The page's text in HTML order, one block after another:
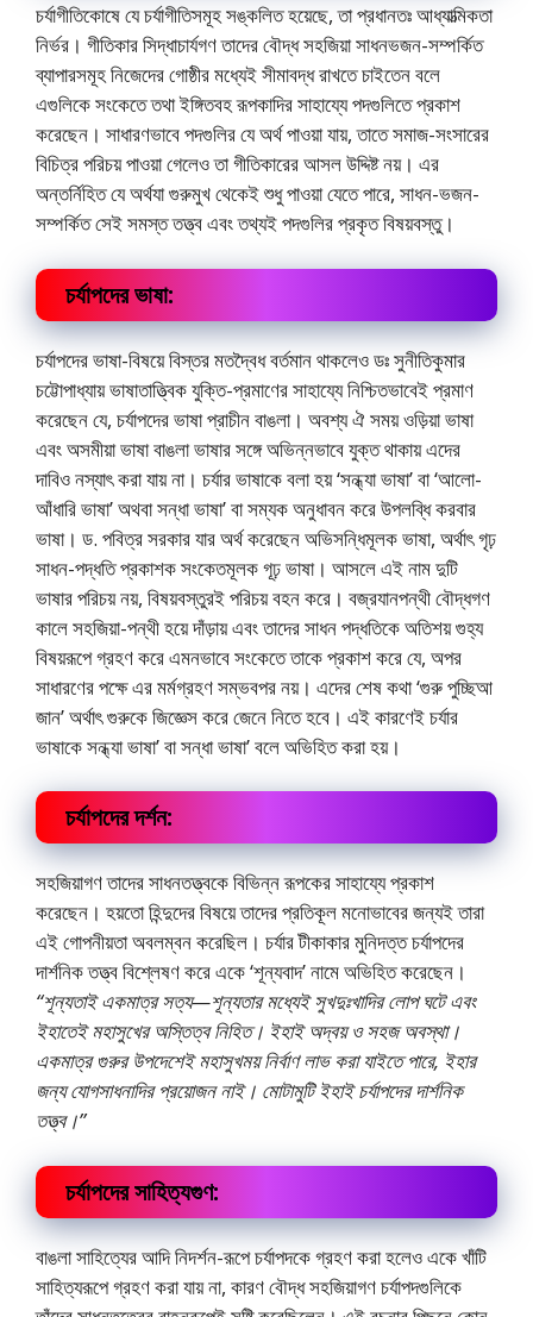
চর্যাগীতিকোষে যে চর্যাগীতিসমূহ সঙ্কলিত হয়েছে, তা প্রধানতঃ আধ্যাত্মিকতা
নির্ভর। গীতিকার সিদ্ধাচার্যগণ তাদের বৌদ্ধ সহজিয়া সাধনভজন-সম্পর্কিত
ব্যাপারসমূহ নিজেদের গােষ্ঠীর মধ্যেই সীমাবদ্ধ রাখতে চাইতেন বলে
এগুলিকে সংকেতে তথা ইঙ্গিতবহ রূপকাদির সাহায্যে পদগুলিতে প্রকাশ
করেছেন। সাধারণভাবে পদগুলির যে অর্থ পাওয়া যায়, তাতে সমাজ-সংসারের
বিচিত্র পরিচয় পাওয়া গেলেও তা গীতিকারের আসল উদ্দিষ্ট নয়। এর
অন্তর্নিহিত যে অর্থযা গুরুমুখ থেকেই শুধু পাওয়া যেতে পারে, সাধন-ভজন-
সম্পর্কিত সেই সমস্ত তত্ত্ব এবং তথ্যই পদগুলির প্রকৃত বিষয়বস্তু।
চর্যাপদের ভাষা:
চর্যাপদের ভাষা-বিষয়ে বিস্তর মতদ্বৈধ বর্তমান থাকলেও ডঃ সুনীতিকুমার
চট্টোপাধ্যায় ভাষাতাত্ত্বিক যুক্তি-প্রমাণের সাহায্যে নিশ্চিতভাবেই প্রমাণ
করেছেন যে, চর্যাপদের ভাষা প্রাচীন বাঙলা। অবশ্য ঐ সময় ওড়িয়া ভাষা
এবং অসমীয়া ভাষা বাঙলা ভাষার সঙ্গে অভিন্নভাবে যুক্ত থাকায় এদের
দাবিও নস্যাৎ করা যায় না। চর্যার ভাষাকে বলা হয় ‘সন্ধ্যা ভাষা’ বা ‘আলাে-
আঁধারি ভাষা’ অথবা সন্ধা ভাষা’ বা সম্যক অনুধাবন করে উপলব্ধি করবার
ভাষা। ড. পবিত্র সরকার যার অর্থ করেছেন অভিসন্ধিমূলক ভাষা, অর্থাৎ গৃঢ়
সাধন-পদ্ধতি প্রকাশক সংকেতমূলক গূঢ় ভাষা। আসলে এই নাম দুটি
ভাষার পরিচয় নয়, বিষয়বস্তুরই পরিচয় বহন করে। বজ্রযানপন্থী বৌদ্ধগণ
কালে সহজিয়া-পন্থী হয়ে দাঁড়ায় এবং তাদের সাধন পদ্ধতিকে অতিশয় গুহ্য
বিষয়রূপে গ্রহণ করে এমনভাবে সংকেতে তাকে প্রকাশ করে যে, অপর
সাধারণের পক্ষে এর মর্মগ্রহণ সম্ভবপর নয়। এদের শেষ কথা ‘গুরু পুচ্ছিআ
জান’ অর্থাৎ গুরুকে জিজ্ঞেস করে জেনে নিতে হবে। এই কারণেই চর্যার
ভাষাকে সন্ধ্যা ভাষা’ বা সন্ধা ভাষা’ বলে অভিহিত করা হয়।
চর্যাপদের দর্শন:
সহজিয়াগণ তাদের সাধনতত্ত্বকে বিভিন্ন রূপকের সাহায্যে প্রকাশ
করেছেন। হয়তাে হিন্দুদের বিষয়ে তাদের প্রতিকূল মনােভাবের জন্যই তারা
এই গোপনীয়তা অবলম্বন করেছিল। চর্যার টীকাকার মুনিদত্ত চর্যাপদের
দার্শনিক তত্ত্ব বিশ্লেষণ করে একে ‘শূন্যবাদ’ নামে অভিহিত করেছেন।
“শূন্যতাই একমাত্র সত্য—শূন্যতার মধ্যেই সুখদুঃখাদির লােপ ঘটে এবং
ইহাতেই মহাসুখের অস্তিত্ব নিহিত। ইহাই অদ্বয় ও সহজ অবস্থা।
একমাত্র গুরুর উপদেশেই মহাসুখময় নির্বাণ লাভ করা যাইতে পারে, ইহার
জন্য যােগসাধনাদির প্রয়ােজন নাই। মােটামুটি ইহাই চর্যাপদের দার্শনিক
তত্ত্ব।”
চর্যাপদের সাহিত্যগুণ:
বাঙলা সাহিত্যের আদি নিদর্শন-রূপে চর্যাপদকে গ্রহণ করা হলেও একে খাঁটি
সাহিত্যরূপে গ্রহণ করা যায় না, কারণ বৌদ্ধ সহজিয়াগণ চর্যাপদগুলিকে